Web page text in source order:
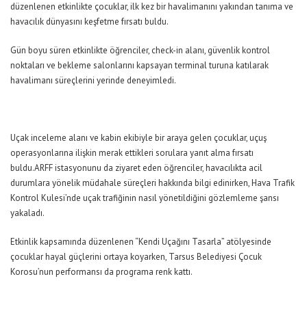
düzenlenen etkinlikte çocuklar, ilk kez bir havalimanını yakından tanıma ve
havacılık dünyasını keşfetme fırsatı buldu.
Gün boyu süren etkinlikte öğrenciler, check-in alanı, güvenlik kontrol
noktaları ve bekleme salonlarını kapsayan terminal turuna katılarak
havalimanı süreçlerini yerinde deneyimledi.
Uçak inceleme alanı ve kabin ekibiyle bir araya gelen çocuklar, uçuş
operasyonlarına ilişkin merak ettikleri sorulara yanıt alma fırsatı
buldu.ARFF istasyonunu da ziyaret eden öğrenciler, havacılıkta acil
durumlara yönelik müdahale süreçleri hakkında bilgi edinirken, Hava Trafik
Kontrol Kulesi’nde uçak trafiğinin nasıl yönetildiğini gözlemleme şansı
yakaladı.
Etkinlik kapsamında düzenlenen “Kendi Uçağını Tasarla” atölyesinde
çocuklar hayal güçlerini ortaya koyarken, Tarsus Belediyesi Çocuk
Korosu’nun performansı da programa renk kattı.